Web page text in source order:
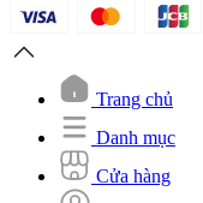
Trang chủ
Danh mục
Cửa hàng